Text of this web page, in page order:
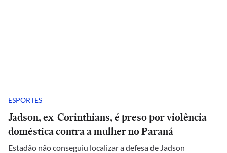
ESPORTES
Jadson, ex-Corinthians, é preso por violência
doméstica contra a mulher no Paraná
Estadão não conseguiu localizar a defesa de Jadson